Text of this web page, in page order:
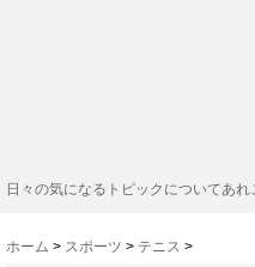
日々の気になるトピックについてあ
ホーム > スポーツ > テニス >